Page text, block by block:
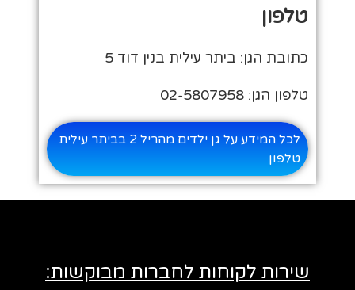
טלפון
כתובת הגן: ביתר עילית בנין דוד 5
טלפון הגן: 02-5807958
לכל המידע על גן ילדים מהריל 2 בביתר עילית
טלפון
שירות לקוחות לחברות מבוקשות: